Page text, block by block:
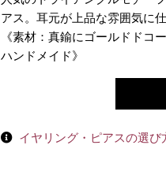
アス。耳元が上品な雰囲気に仕
《素材：真鍮にゴールドド
ハンドメイド》
イヤリング・ピアスの選び